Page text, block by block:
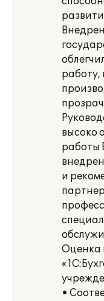
работу,
высоко
работы
и
Оценка
•